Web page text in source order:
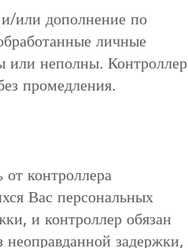
или дополнение по
личные
или неполны. Контроллер
промедления.
контроллера
Вас персональных
и контроллер обязан
неоправданной задержки,